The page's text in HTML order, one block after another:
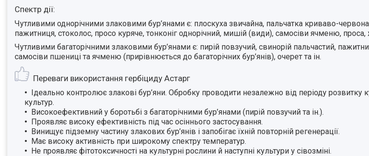
Спектр дії:
Чутливими однорічними злаковими бур’янами є: плоскуха звичайна, пальчатка криваво-
пажитниця, стоколос, просо куряче, тонконіг однорічний, мишій (види), самосіви ячменю,
Чутливими багаторічними злаковими бур’янами є: пирій повзучий, свинорій пальчастий,
самосіви пшениці та ячменю (прирівнюється до багаторічних бур’янів), очерет та ін.
Переваги використання гербіциду Астарг
Ідеально контролює злакові бур’яни. Обробку проводити незалежно від періоду розвитку
культур.
Високоефективний у боротьбі з багаторічними бур’янами (пирій повзучий та ін.).
Проявляє високу ефективність під час осіннього застосування.
Винищує підземну частину злакових бур’янів і запобігає їхній повторній регенерації.
Має високу активність при широкому спектру температур.
Не проявляє фітотоксичності на культурні рослини й наступні культури у сівозміні